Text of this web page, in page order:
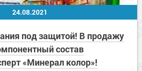
24.08.2021
под защитой! В продажу
состав
«Минерал колор»!